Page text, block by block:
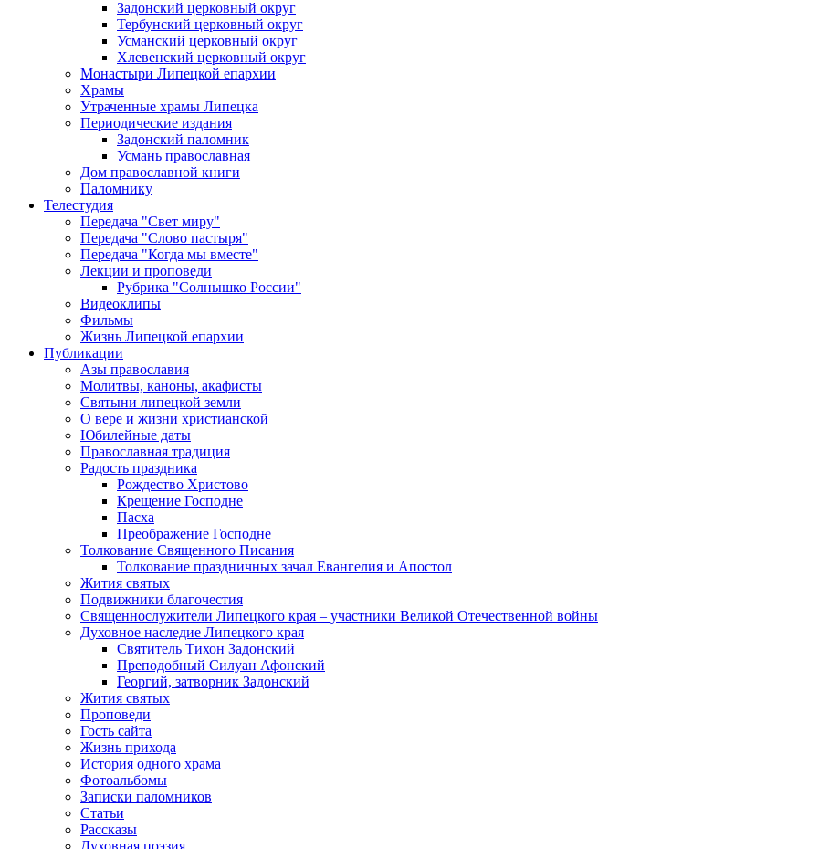
Задонский церковный округ
Тербунский церковный округ
Усманский церковный округ
Хлевенский церковный округ
Монастыри Липецкой епархии
Храмы
Утраченные храмы Липецка
Периодические издания
Задонский паломник
Усмань православная
Дом православной книги
Паломнику
Телестудия
Передача "Свет миру"
Передача "Слово пастыря"
Передача "Когда мы вместе"
Лекции и проповеди
Рубрика "Солнышко России"
Видеоклипы
Фильмы
Жизнь Липецкой епархии
Публикации
Азы православия
Молитвы, каноны, акафисты
Святыни липецкой земли
О вере и жизни христианской
Юбилейные даты
Православная традиция
Радость праздника
Рождество Христово
Крещение Господне
Пасха
Преображение Господне
Толкование Священного Писания
Толкование праздничных зачал Евангелия и Апостол
Жития святых
Подвижники благочестия
Священнослужители Липецкого края – участники Великой Отечественной войны
Духовное наследие Липецкого края
Святитель Тихон Задонский
Преподобный Силуан Афонский
Георгий, затворник Задонский
Жития святых
Проповеди
Гость сайта
Жизнь прихода
История одного храма
Фотоальбомы
Записки паломников
Статьи
Рассказы
Духовная поэзия